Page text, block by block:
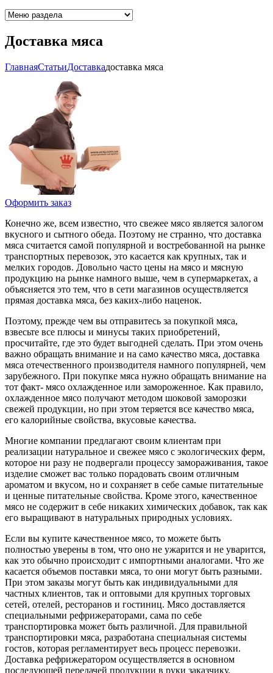
Доставка мяса
ГлавнаяCтатьиДоставкадоставка мяса
Оформить заказ
Конечно же, всем известно, что свежее мясо является залогом
вкусного и сытного обеда. Поэтому не странно, что доставка
мяса считается самой популярной и востребованной на рынке
транспортных перевозок, это касается как крупных, так и
мелких городов. Довольно часто цены на мясо и мясную
продукцию на рынке намного выше, чем в супермаркетах, а
объясняется это тем, что в сети магазинов осуществляется
прямая доставка мяса, без каких-либо наценок.
Поэтому, прежде чем вы отправитесь за покупкой мяса,
взвесьте все плюсы и минусы таких приобретений,
просчитайте, где это будет выгодней сделать. При этом очень
важно обращать внимание и на само качество мяса, доставка
мяса отечественного производителя намного популярней, чем
зарубежного. При покупке мяса нужно обращать внимание на
тот факт- мясо охлажденное или замороженное. Как правило,
охлажденное мясо получают методом шоковой заморозки
свежей продукции, но при этом теряется все качество мяса,
его калорийные свойства, вкусовые качества.
Многие компании предлагают своим клиентам при
реализации натуральное и свежее мясо с экологических ферм,
которое ни разу не подвергали процессу замораживания, такое
изделие сможет вас только порадовать своим отличным
ароматом и вкусом, но и сохраняет в себе самые питательные
и ценные питательные свойства. Кроме этого, качественное
мясо не содержит в себе никаких химических добавок, так как
его выращивают в натуральных природных условиях.
Если вы купите качественное мясо, то можете быть
полностью уверены в том, что оно не ужарится и не уварится,
как это обычно происходит с импортными аналогами. Что же
касается объемов поставки мяса, то они могут быть разными.
При этом заказы могут быть как индивидуальными для
частных клиентов, так и оптовыми для крупных торговых
сетей, отелей, ресторанов и гостиниц. Мясо доставляется
специальными рефрижераторами, сама по себе
транспортировка может быть различной. Для правильной
транспортировки мяса, разработана специальная системы
гостов, которая регламентирует весь процесс перевозки.
Доставка рефрижератором осуществляется в основном
последующей передачей продукции в руки заказчику.